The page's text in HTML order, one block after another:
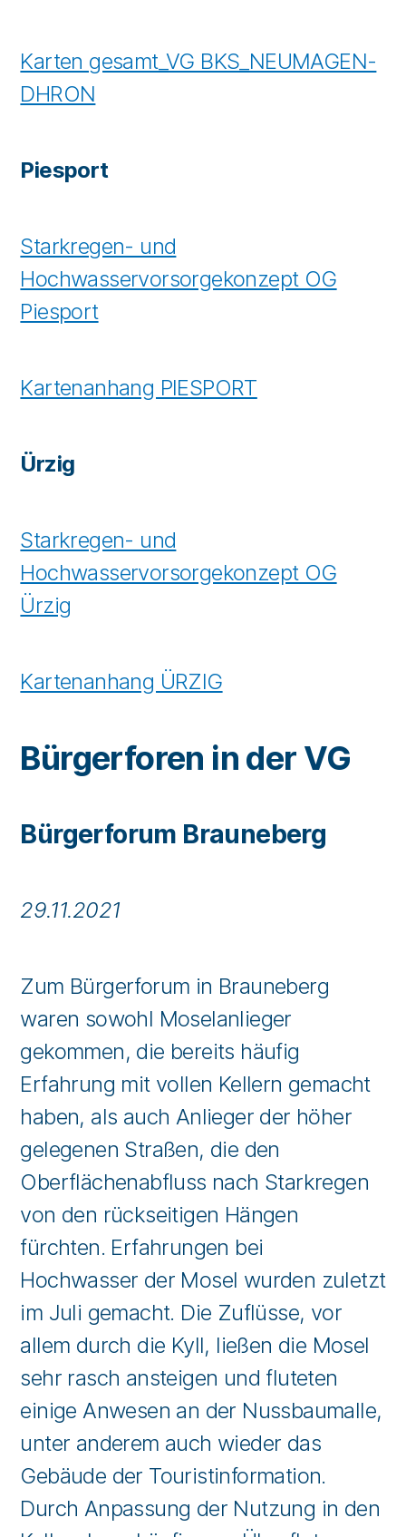
Karten gesamt_VG BKS_NEUMAGEN-
DHRON
Piesport
Starkregen- und
Hochwasservorsorgekonzept OG
Piesport
Kartenanhang PIESPORT
Ürzig
Starkregen- und
Hochwasservorsorgekonzept OG
Ürzig
Kartenanhang ÜRZIG
Bürgerforen in der VG
Bürgerforum Brauneberg
29.11.2021
Zum Bürgerforum in Brauneberg
waren sowohl Moselanlieger
gekommen, die bereits häufig
Erfahrung mit vollen Kellern gemacht
haben, als auch Anlieger der höher
gelegenen Straßen, die den
Oberflächenabfluss nach Starkregen
von den rückseitigen Hängen
fürchten. Erfahrungen bei
Hochwasser der Mosel wurden zuletzt
im Juli gemacht. Die Zuflüsse, vor
allem durch die Kyll, ließen die Mosel
sehr rasch ansteigen und fluteten
einige Anwesen an der Nussbaumalle,
unter anderem auch wieder das
Gebäude der Touristinformation.
Durch Anpassung der Nutzung in den